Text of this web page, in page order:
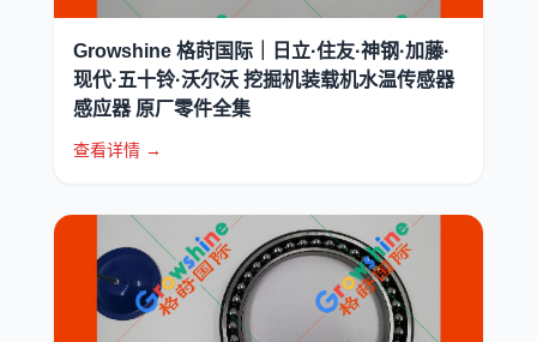
Growshine 格莳国际｜日立·住友·神钢·加藤·
现代·五十铃·沃尔沃 挖掘机装载机水温传感器
感应器 原厂零件全集
查看详情 →